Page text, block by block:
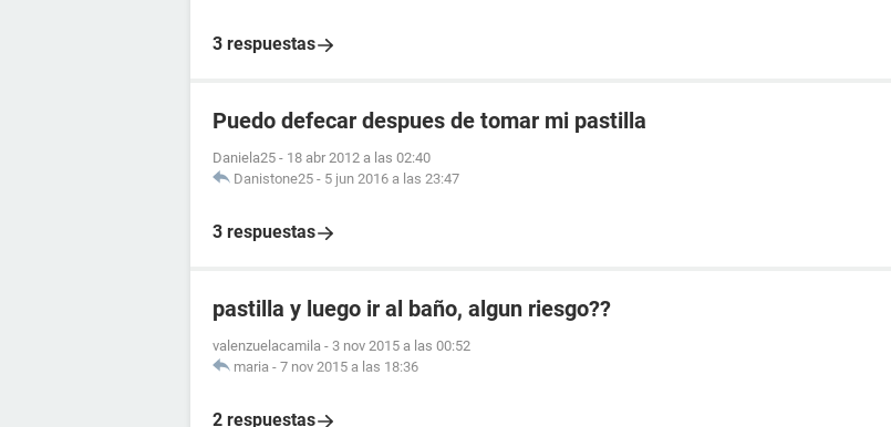
3 respuestas
Puedo defecar despues de tomar mi pastilla
Daniela25 - 18 abr 2012 a las 02:40
Danistone25 - 5 jun 2016 a las 23:47
3 respuestas
pastilla y luego ir al baño, algun riesgo??
valenzuelacamila - 3 nov 2015 a las 00:52
maria - 7 nov 2015 a las 18:36
2 respuestas